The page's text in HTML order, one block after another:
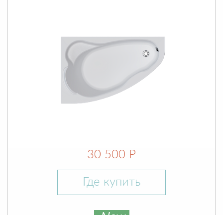
30 500 Р
Где купить